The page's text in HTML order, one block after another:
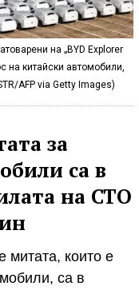
на „BYD Explorer
на китайски автомобили,
AFP via Getty Images)
за
са в
на СТО
митата, които е
са в